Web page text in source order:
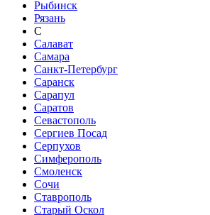
Рыбинск
Рязань
С
Салават
Самара
Санкт-Петербург
Саранск
Сарапул
Саратов
Севастополь
Сергиев Посад
Серпухов
Симферополь
Смоленск
Сочи
Ставрополь
Старый Оскол